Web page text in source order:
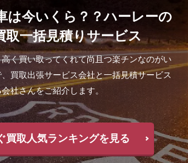
は今いくら？？ハーレーの
取一括見積りサービス
く買い取ってくれて尚且つ楽チンなのがい
買取出張サービス会社と一括見積サービス
社さんをご紹介します。
買取人気ランキングを見る